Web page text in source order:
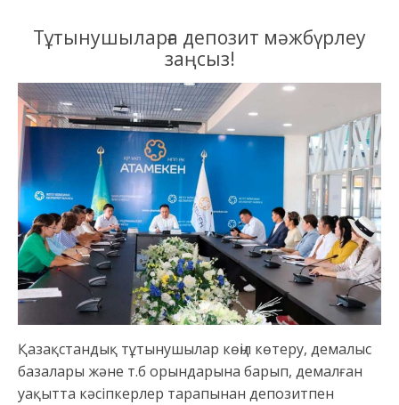
Тұтынушыларға депозит мәжбүрлеу
заңсыз!
Қазақстандық тұтынушылар көңіл көтеру, демалыс
базалары және т.б орындарына барып, демалған
уақытта кәсіпкерлер тарапынан депозитпен